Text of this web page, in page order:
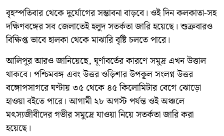
বৃহস্পতিবার থেকে দুর্যোগের সম্ভাবনা বাড়বে। ওই দিন কলকাতা-সহ
দক্ষিণবঙ্গের সব জেলাতেই হলুদ সতর্কতা জারি হয়েছে। শুক্রবারও
বিক্ষিপ্ত ভাবে হালকা থেকে মাঝারি বৃষ্টি চলতে পারে।
আলিপুর আরও জানিয়েছে, ঘূর্ণাবর্তের কারণে সমুদ্র এখন উত্তাল
থাকবে। পশ্চিমবঙ্গ এবং উত্তর ওড়িশার উপকূল সংলগ্ন উত্তর
বঙ্গোপসাগরে ঘণ্টায় ৩৫ থেকে ৪৫ কিলোমিটার বেগে ঝোড়ো
হাওয়া বইতে পারে। আগামী ২৮ অগস্ট পর্যন্ত ওই অঞ্চলে
মৎস্যজীবীদের গভীর সমুদ্রে যাওয়া নিয়ে সতর্কতা জারি করা
হয়েছে।